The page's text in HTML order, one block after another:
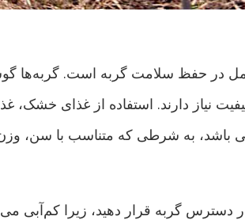
در حفظ سلامت گربه است. گربه‌ها
نیاز دارند. استفاده از غذای خشک،
دسترس گربه قرار دهید، زیرا کم‌آبی